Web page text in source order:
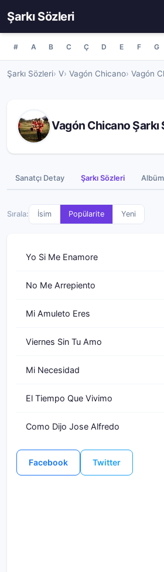
Şarkı Sözleri
# A B C Ç D E F G
Şarkı Sözleri V Vagón Chicano Vagón
Vagón Chicano Şarkı
Sanatçı Detay Şarkı Sözleri
Sırala: İsim Popülarite Yeni
Yo Si Me Enamore
No Me Arrepiento
Mi Amuleto Eres
Viernes Sin Tu Amo
Mi Necesidad
El Tiempo Que Vivimo
Como Dijo Jose Alfredo
Facebook Twitter